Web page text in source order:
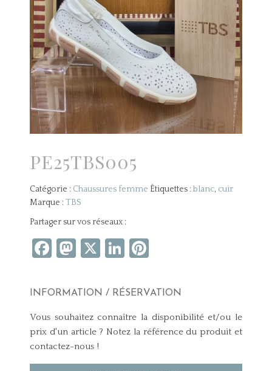
PE25TBS005
Catégorie : Chaussures femme Étiquettes :blanc, cuir
Marque :TBS
Partager sur vos réseaux :
Facebook
Mastodon
X LinkedIn
INFORMATION / RÉSERVATION
Vous souhaitez connaître la disponibilité et/ou le
prix d'un article ? Notez la référence du produit et
contactez-nous !